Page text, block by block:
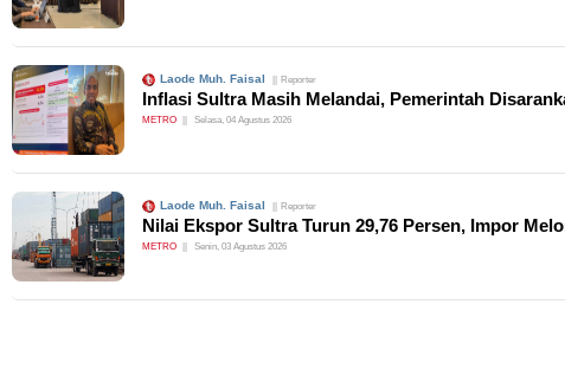
Laode Muh. Faisal Reporter
Inflasi Sultra Masih Melandai, Pemerintah
METRO Selasa, 04 Agustus 2026
Laode Muh. Faisal Reporter
Nilai Ekspor Sultra Turun 29,76 Persen, Impor
METRO Senin, 03 Agustus 2026